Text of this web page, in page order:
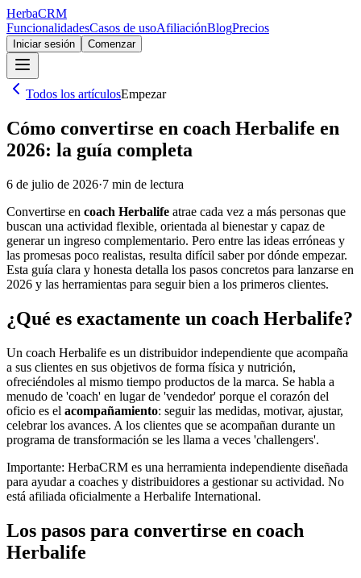
HerbaCRM
FuncionalidadesCasos de usoAfiliaciónBlogPrecios
Iniciar sesión Comenzar
Todos los artículosEmpezar
Cómo convertirse en coach Herbalife en
2026: la guía completa
6 de julio de 2026·7 min de lectura
Convertirse en coach Herbalife atrae cada vez a más personas que
buscan una actividad flexible, orientada al bienestar y capaz de
generar un ingreso complementario. Pero entre las ideas erróneas y
las promesas poco realistas, resulta difícil saber por dónde empezar.
Esta guía clara y honesta detalla los pasos concretos para lanzarse en
2026 y las herramientas para seguir bien a los primeros clientes.
¿Qué es exactamente un coach Herbalife?
Un coach Herbalife es un distribuidor independiente que acompaña
a sus clientes en sus objetivos de forma física y nutrición,
ofreciéndoles al mismo tiempo productos de la marca. Se habla a
menudo de 'coach' en lugar de 'vendedor' porque el corazón del
oficio es el acompañamiento: seguir las medidas, motivar, ajustar,
celebrar los avances. A los clientes que se acompañan durante un
programa de transformación se les llama a veces 'challengers'.
Importante: HerbaCRM es una herramienta independiente diseñada
para ayudar a coaches y distribuidores a gestionar su actividad. No
está afiliada oficialmente a Herbalife International.
Los pasos para convertirse en coach
Herbalife